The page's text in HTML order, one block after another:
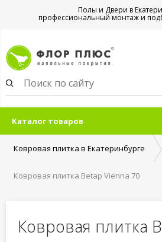
Полы и Двери в
профессиональный монтаж и
Каталог товаров
Ковровая плитка в Екатеринбурге
Ковровая плитка Betap Vienna 70
Ковровая плитка